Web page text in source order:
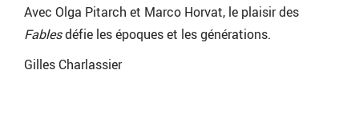
Avec Olga Pitarch et Marco Horvat, le plaisir des
Fablesdéfie les époques et les générations.
Gilles Charlassier